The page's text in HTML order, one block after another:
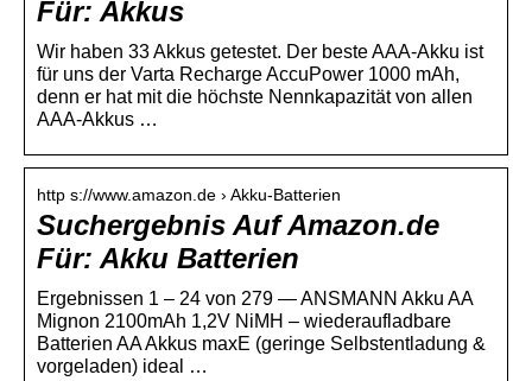
Für: Akkus
Wir haben 33 Akkus getestet. Der beste AAA-Akku ist
für uns der Varta Recharge AccuPower 1000 mAh,
denn er hat mit die höchste Nennkapazität von allen
AAA-Akkus …
http s://www.amazon.de › Akku-Batterien
Suchergebnis Auf Amazon.de
Für: Akku Batterien
Ergebnissen 1 – 24 von 279 — ANSMANN Akku AA
Mignon 2100mAh 1,2V NiMH – wiederaufladbare
Batterien AA Akkus maxE (geringe Selbstentladung &
vorgeladen) ideal …